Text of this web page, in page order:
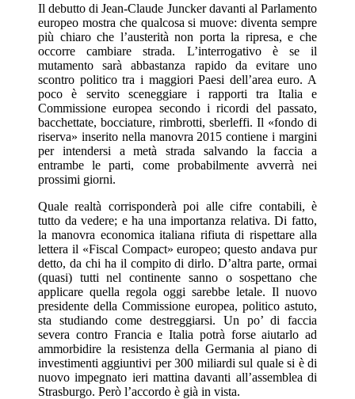
Il debutto di Jean-Claude Juncker davanti al Parlamento
europeo mostra che qualcosa si muove: diventa sempre
più chiaro che l’austerità non porta la ripresa, e che
occorre cambiare strada. L’interrogativo è se il
mutamento sarà abbastanza rapido da evitare uno
scontro politico tra i maggiori Paesi dell’area euro. A
poco è servito sceneggiare i rapporti tra Italia e
Commissione europea secondo i ricordi del passato,
bacchettate, bocciature, rimbrotti, sberleffi. Il «fondo di
riserva» inserito nella manovra 2015 contiene i margini
per intendersi a metà strada salvando la faccia a
entrambe le parti, come probabilmente avverrà nei
prossimi giorni.
Quale realtà corrisponderà poi alle cifre contabili, è
tutto da vedere; e ha una importanza relativa. Di fatto,
la manovra economica italiana rifiuta di rispettare alla
lettera il «Fiscal Compact» europeo; questo andava pur
detto, da chi ha il compito di dirlo. D’altra parte, ormai
(quasi) tutti nel continente sanno o sospettano che
applicare quella regola oggi sarebbe letale. Il nuovo
presidente della Commissione europea, politico astuto,
sta studiando come destreggiarsi. Un po’ di faccia
severa contro Francia e Italia potrà forse aiutarlo ad
ammorbidire la resistenza della Germania al piano di
investimenti aggiuntivi per 300 miliardi sul quale si è di
nuovo impegnato ieri mattina davanti all’assemblea di
Strasburgo. Però l’accordo è già in vista.